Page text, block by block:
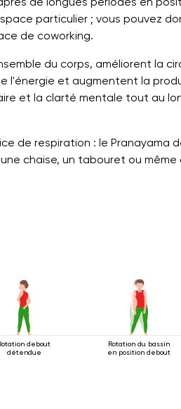
particulier ; vous pouvez
de coworking.
du corps, améliorent la
l'énergie et augmentent la
et la clarté mentale tout au
de respiration : le Pranayama
chaise, un tabouret ou
debout
détendue
Rotation du bassin
en position debout